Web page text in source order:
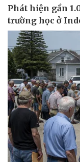
Lịch thi đấu bóng đá
Thế giới thể thao
eSports
Hậu trường